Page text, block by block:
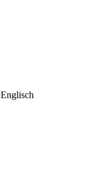
Englisch